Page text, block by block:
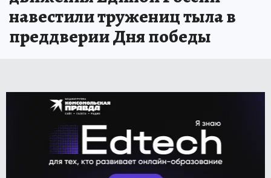
навестили тружениц тыла в
преддверии Дня победы